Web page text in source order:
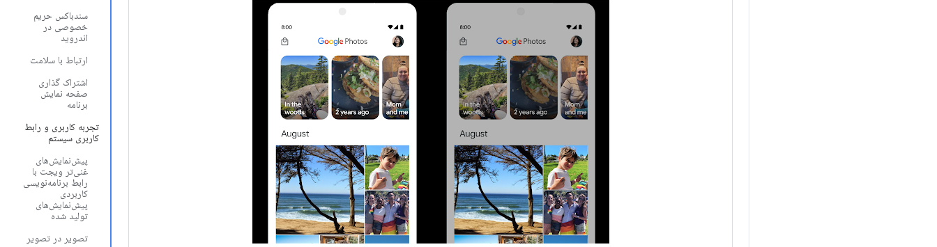
سندباکس حریم
خصوصی در
اندروید
ارتباط با سلامت
اشتراک گذاری
صفحه نمایش
برنامه
تجربه کاربری و رابط
کاربری سیستم
پیش‌نمایش‌های
غنی‌تر ویجت با
رابط برنامه‌نویسی
کاربردی
پیش‌نمایش‌های
تولید شده
تصویر در تصویر